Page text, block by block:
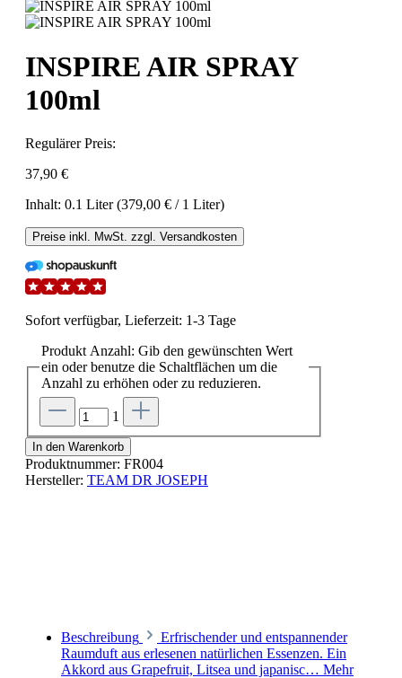
INSPIRE AIR SPRAY
100ml
Regulärer Preis:
37,90 €
Inhalt: 0.1 Liter(379,00 € / 1 Liter)
Preise inkl. MwSt. zzgl. Versandkosten
Sofort verfügbar, Lieferzeit: 1-3 Tage
Produkt Anzahl: Gib den gewünschten Wert
ein oder benutze die Schaltflächen um die
Anzahl zu erhöhen oder zu reduzieren.
1
In den Warenkorb
Produktnummer: FR004
Hersteller: TEAM DR JOSEPH
Beschreibung
Erfrischender und entspannender
Raumduft aus erlesenen natürlichen Essenzen. Ein
Akkord aus Grapefruit, Litsea und japanisc… Mehr